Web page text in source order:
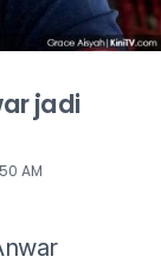
jadi
AM